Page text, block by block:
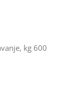
kg 600